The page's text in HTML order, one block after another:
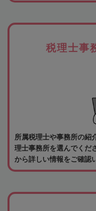
税理士事
所属税理士や事務所の紹
理士事務所を選んでくだ
から詳しい情報をご確認